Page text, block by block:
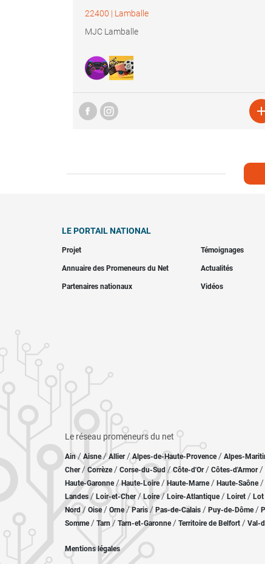
22400 | Lamballe
MJC Lamballe

LE PORTAIL NATIONAL
Projet Témoignages
Annuaire des Promeneurs du Net Actualités
Partenaires nationaux Vidéos
Le réseau promeneurs du net
Ain/ Aisne/Allier/ Alpes-de-Haute-Provence / Alpes-
Cher / Corrèze/ Corse-du-Sud /Côte-d'Or / Côtes-d'Armor/
Haute-Garonne/Haute-Loire/ Haute-Marne/ Haute-Saône/
Landes / Loir-et-Cher/ Loire/ Loire-Atlantique/ Loiret / Lot
Nord / Oise / Orne/Paris / Pas-de-Calais / Puy-de-Dôme/
Somme/ Tarn / Tarn-et-Garonne/ Territoire de Belfort / Val-
Mentions légales